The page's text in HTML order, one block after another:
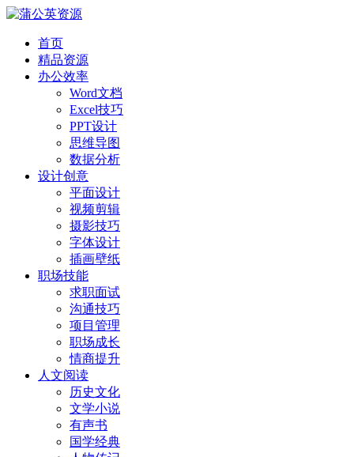
首页
精品资源
办公效率
Word文档
Excel技巧
PPT设计
思维导图
数据分析
设计创意
平面设计
视频剪辑
摄影技巧
字体设计
插画壁纸
职场技能
求职面试
沟通技巧
项目管理
职场成长
情商提升
人文阅读
历史文化
文学小说
有声书
国学经典